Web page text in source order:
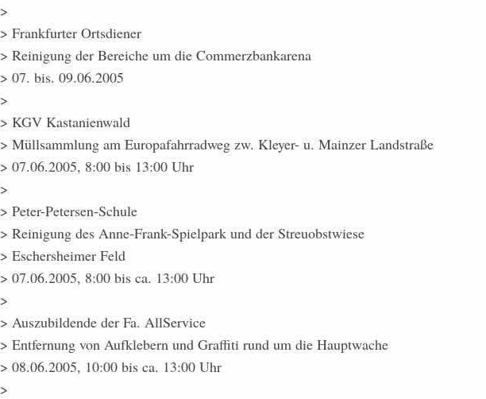
>
> Frankfurter Ortsdiener
> Reinigung der Bereiche um die Commerzbankarena
> 07. bis. 09.06.2005
>
> KGV Kastanienwald
> Müllsammlung am Europafahrradweg zw. Kleyer- u. Mainzer Landstraße
> 07.06.2005, 8:00 bis 13:00 Uhr
>
> Peter-Petersen-Schule
> Reinigung des Anne-Frank-Spielpark und der Streuobstwiese
> Eschersheimer Feld
> 07.06.2005, 8:00 bis ca. 13:00 Uhr
>
> Auszubildende der Fa. AllService
> Entfernung von Aufklebern und Graffiti rund um die Hauptwache
> 08.06.2005, 10:00 bis ca. 13:00 Uhr
>